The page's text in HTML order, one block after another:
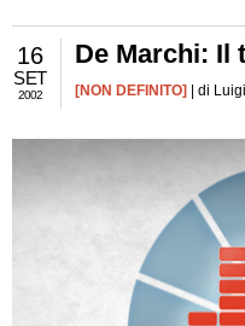
16
SET
2002
De Marchi: Il
[NON DEFINITO] | di